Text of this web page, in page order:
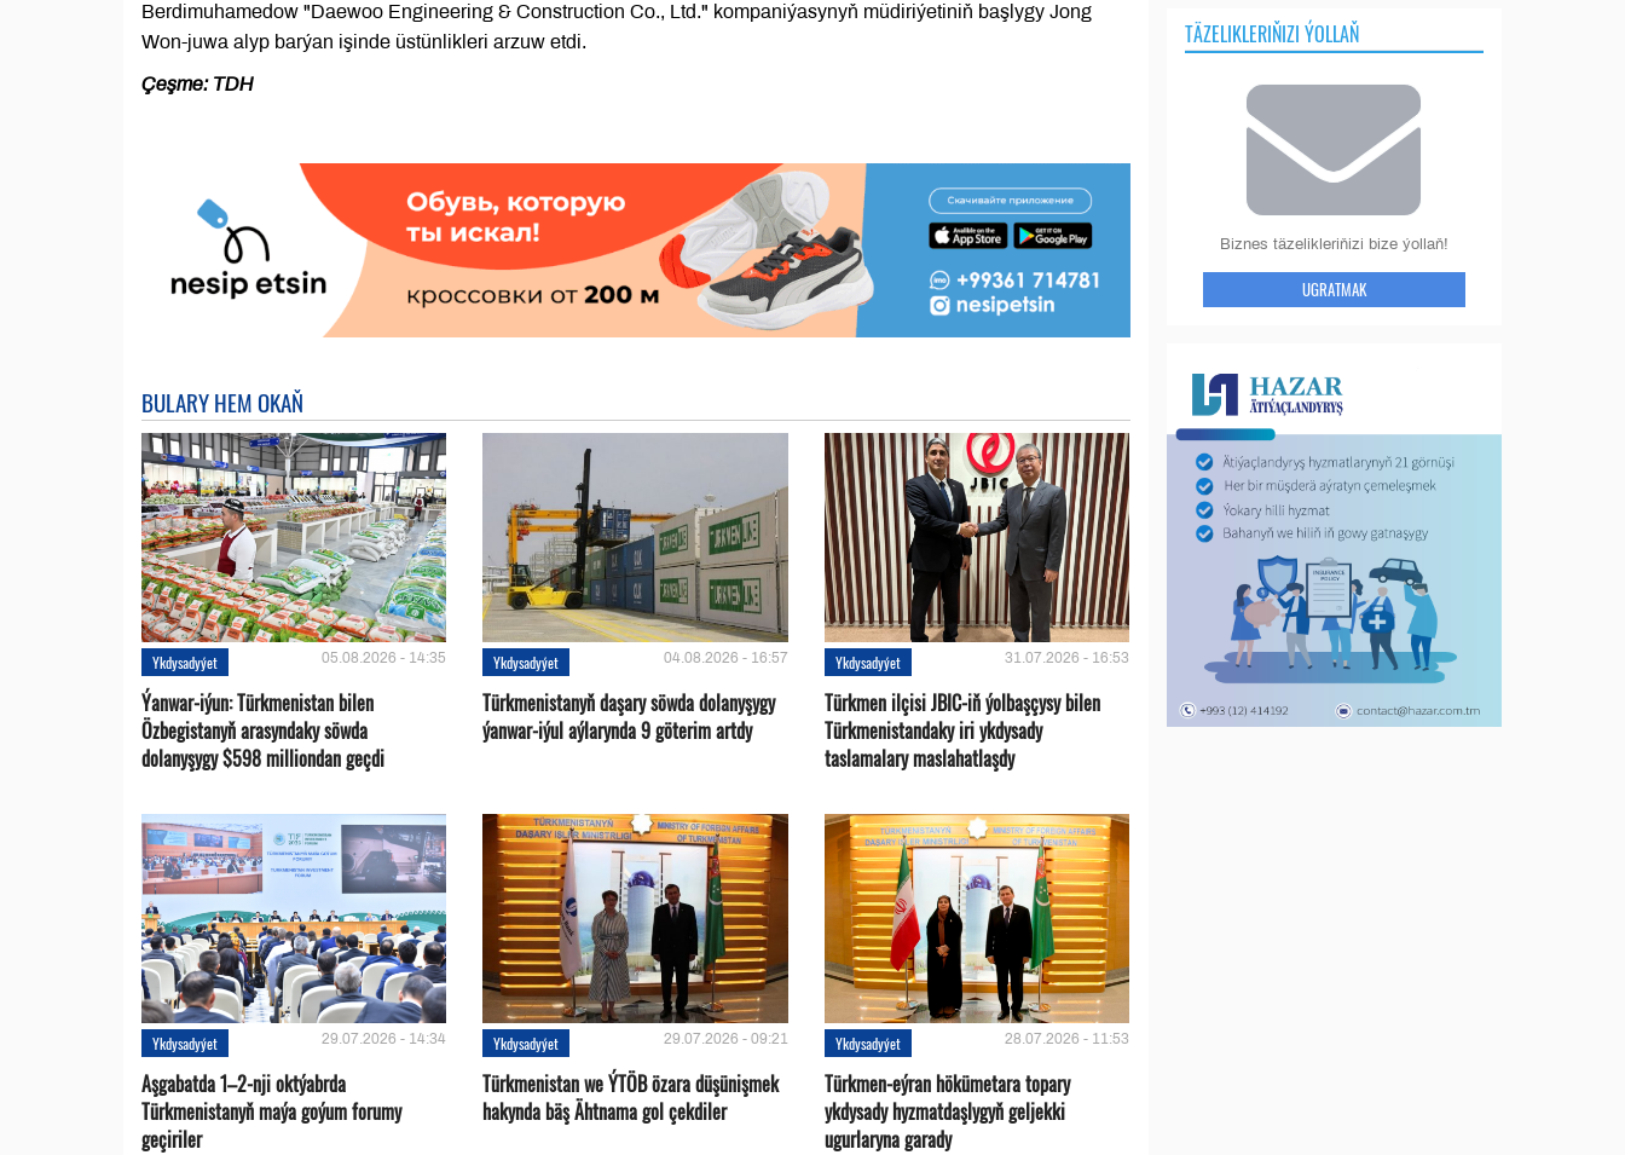
Berdimuhamedow "Daewoo Engineering & Construction Co., Ltd." kompaniýasynyň müdiriýetiniň başlygy Jong
Won-juwa alyp barýan işinde üstünlikleri arzuw etdi.
Çeşme: TDH
BULARY HEM OKAŇ
Ykdysadyýet 05.08.2026 - 14:35
Ýanwar-iýun: Türkmenistan bilen
Özbegistanyň arasyndaky söwda
dolanyşygy $598 milliondan geçdi
Ykdysadyýet 04.08.2026 - 16:57
Türkmenistanyň daşary söwda dolanyşygy
ýanwar-iýul aýlarynda 9 göterim artdy
Ykdysadyýet 31.07.2026 - 16:53
Türkmen ilçisi JBIC-iň ýolbaşçysy bilen
Türkmenistandaky iri ykdysady
taslamalary maslahatlaşdy
Ykdysadyýet 29.07.2026 - 14:34
Aşgabatda 1–2-nji oktýabrda
Türkmenistanyň maýa goýum forumy
geçiriler
Ykdysadyýet 29.07.2026 - 09:21
Türkmenistan we ÝTÖB özara düşünişmek
hakynda bäş Ähtnama gol çekdiler
Ykdysadyýet 28.07.2026 - 11:53
Türkmen-eýran hökümetara topary
ykdysady hyzmatdaşlygyň geljekki
ugurlaryna garady
TÄZELIKLERIŇIZI ÝOLLAŇ
Biznes täzelikleriňizi bize ýollaň!
UGRATMAK